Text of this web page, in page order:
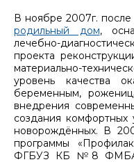
В ноябре 2007г. после
родильный дом,
лечебно-
проекта
материально-
уровень качества
беременным,
внедрения
создания
новорождённых. В
программы
ФГБУЗ КБ №8 ФМБА